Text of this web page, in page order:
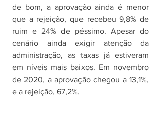
de bom, a aprovação ainda é menor
que a rejeição, que recebeu 9,8% de
ruim e 24% de péssimo. Apesar do
cenário ainda exigir atenção da
administração, as taxas já estiveram
em níveis mais baixos. Em novembro
de 2020, a aprovação chegou a 13,1%,
e a rejeição, 67,2%.